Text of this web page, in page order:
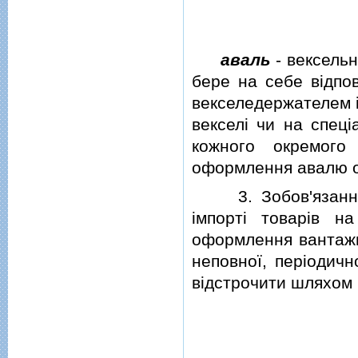
аваль-
бере на себе
векселi чи на
кожного
оформлення авалю
3. Зобов'язання
iмпортi товарiв
оформлення
неповної,
вiдстрочити шляхом